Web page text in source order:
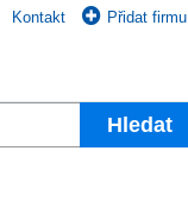
Kontakt Přidat firmu
Hledat